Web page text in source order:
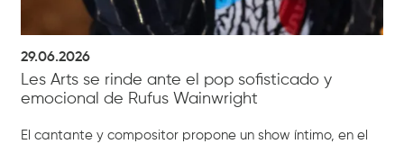
29.06.2026
Les Arts se rinde ante el pop sofisticado y
emocional de Rufus Wainwright
El cantante y compositor propone un show íntimo, en el